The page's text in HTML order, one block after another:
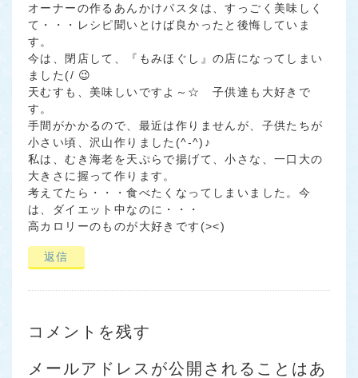
オーナーの作るあんかけパスタは、すっごく美味しく
て・・・レシピ聞いとけば良かったと後悔していま
す。
今は、閉店して、『もみほぐし』の店になってしまい
ました(/ 😉
天むすも、美味しいですよ～☆ 子供達も大好きで
す。
手間がかかるので、最近は作りませんが、子供たちが
小さい頃、沢山作りました(^-^)♪
私は、むき海老を天ぷらで揚げて、小さな、一口大の
大きさに握って作ります。
考えてたら・・・食べたくなってしまいました。今
は、ダイエット中なのに・・・
高カロリーのものが大好きです(><)
返信
コメントを残す
メールアドレスが公開されることはあ